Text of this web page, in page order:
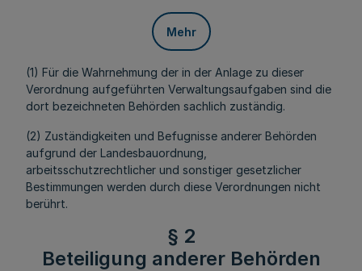
Mehr
(1) Für die Wahrnehmung der in der Anlage zu dieser
Verordnung aufgeführten Verwaltungsaufgaben sind die
dort bezeichneten Behörden sachlich zuständig.
(2) Zuständigkeiten und Befugnisse anderer Behörden
aufgrund der Landesbauordnung,
arbeitsschutzrechtlicher und sonstiger gesetzlicher
Bestimmungen werden durch diese Verordnungen nicht
berührt.
§ 2
Beteiligung anderer Behörden